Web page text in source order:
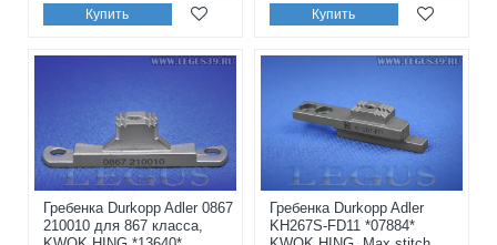
Купить Купить
Гребенка Durkopp Adler 0867
210010 для 867 класса,
Гребенка Durkopp Adler
KH267S-FD11 *07884*